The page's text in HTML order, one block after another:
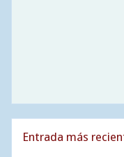
Entrada más